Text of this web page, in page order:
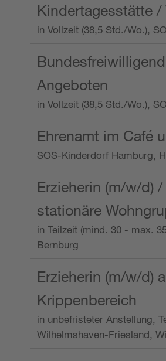
Kindertagesstätte /
in Vollzeit (38,5 Std./Wo.),
Angeboten
in Vollzeit (38,5 Std./Wo.),
Ehrenamt im Café
SOS-Kinderdorf Hamburg,
Erzieherin (m/w/d)
stationäre
in Teilzeit (mind. 30 - max.
Bernburg
Erzieherin (m/w/d)
Krippenbereich
in unbefristeter Anstellung,
Wilhelmshaven-Friesland,